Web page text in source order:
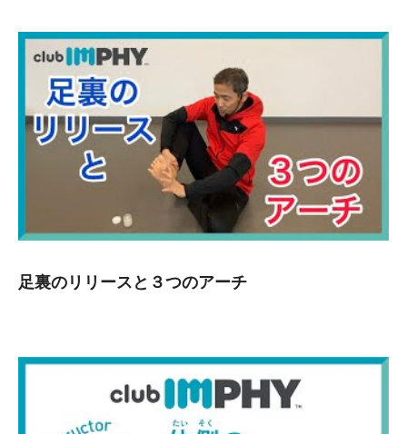
足裏のリリースと３つのアーチ